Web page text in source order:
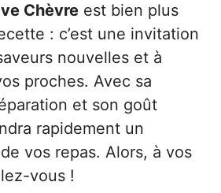
Chèvre est bien plus
: c’est une invitation
nouvelles et à
proches. Avec sa
et son goût
rapidement un
vos repas. Alors, à vos
vous !